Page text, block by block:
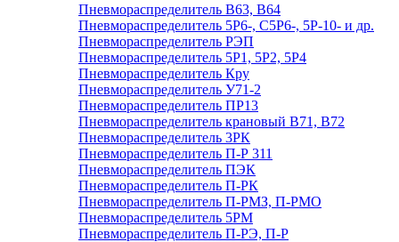
Пневмораспределитель В63, В64
Пневмораспределитель 5Р6-, С5Р6-, 5Р-10- и др.
Пневмораспределитель РЭП
Пневмораспределитель 5Р1, 5Р2, 5Р4
Пневмораспределитель Кру
Пневмораспределитель У71-2
Пневмораспределитель ПР13
Пневмораспределитель крановый В71, В72
Пневмораспределитель 3РК
Пневмораспределитель П-Р 311
Пневмораспределитель ПЭК
Пневмораспределитель П-РК
Пневмораспределитель П-РМЗ, П-РМО
Пневмораспределитель 5РМ
Пневмораспределитель П-РЭ, П-Р